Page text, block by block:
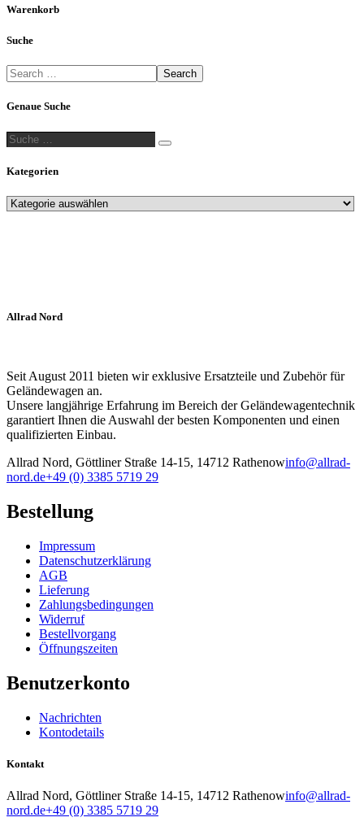
Warenkorb
Suche
Search
Genaue Suche
Suche
Suche
Kategorien
Allrad Nord
Seit August 2011 bieten wir exklusive Ersatzteile und Zubehör für
Geländewagen an.
Unsere langjährige Erfahrung im Bereich der Geländewagentechnik
garantiert Ihnen die Auswahl der besten Komponenten und einen
qualifizierten Einbau.
Allrad Nord, Göttliner Straße 14-15, 14712 Rathenowinfo@allrad-
nord.de+49 (0) 3385 5719 29
Bestellung
Impressum
Datenschutzerklärung
AGB
Lieferung
Zahlungsbedingungen
Widerruf
Bestellvorgang
Öffnungszeiten
Benutzerkonto
Nachrichten
Kontodetails
Kontakt
Allrad Nord, Göttliner Straße 14-15, 14712 Rathenowinfo@allrad-
nord.de+49 (0) 3385 5719 29